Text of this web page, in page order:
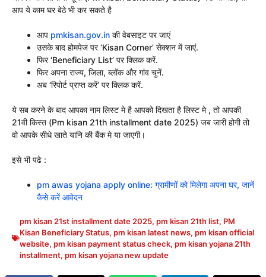
आप ये काम घर बेठे भी कर सकते है
आप pmkisan.gov.in की वेबसाइट पर जाएं
उसके बाद होमपेज पर ‘Kisan Corner’ सेक्शन में जाएं.
फिर ‘Beneficiary List’ पर क्लिक करें.
फिर अपना राज्य, जिला, ब्लॉक और गांव चुनें.
अब ‘रिपोर्ट प्राप्त करें’ पर क्लिक करें.
ये सब करने के बाद आपका नाम लिस्ट मे है आपको दिखता है लिस्ट मे , तो आपकी
21वी किस्त (Pm kisan 21th installment date 2025) जब जारी होगी तो
वो आपके सीधे खाते यानि की बैंक मे या जाएगी।
इसे भी पढे :
pm awas yojana apply online: ग्रामीणों को मिलेगा अपना घर, जानें
कैसे करें आवेदन
pm kisan 21st installment date 2025, pm kisan 21th list, PM
Kisan Beneficiary Status, pm kisan latest news, pm kisan official
website, pm kisan payment status check, pm kisan yojana 21th
installment, pm kisan yojana new update